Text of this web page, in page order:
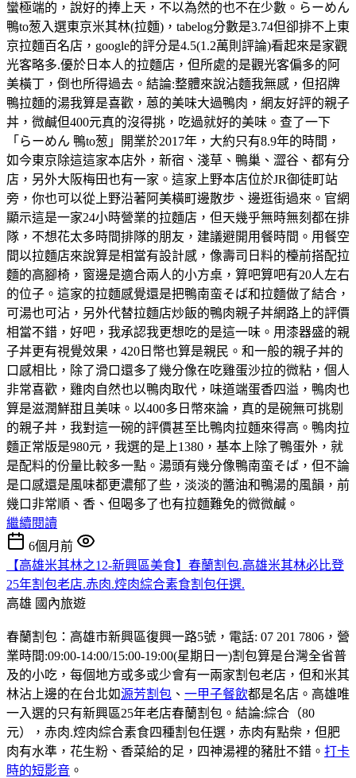
蠻極端的，說好的捧上天，不以為然的也不在少數。らーめん
鴨to葱入選東京米其林(拉麵)，tabelog分數是3.74但卻排不上東
京拉麵百名店，google的評分是4.5(1.2萬則評論)看起來是家觀
光客略多.優於日本人的拉麵店，但所處的是觀光客偏多的阿
美橫丁，倒也所得過去。結論:整體來說沾麵我無感，但招牌
鴨拉麵的湯我算是喜歡，蒽的美味大過鴨肉，網友好評的親子
丼，微鹹但400元真的沒得挑，吃過就好的美味。查了一下
「らーめん 鴨to葱」開業於2017年，大約只有8.9年的時間，
如今東京除這這家本店外，新宿、淺草、鴨巢、澀谷、都有分
店，另外大阪梅田也有一家。這家上野本店位於JR御徒町站
旁，你也可以從上野沿著阿美橫町邊散步、邊逛街過來。官網
顯示這是一家24小時營業的拉麵店，但天幾乎無時無刻都在排
隊，不想花太多時間排隊的朋友，建議避開用餐時間。用餐空
間以拉麵店來說算是相當有設計感，像壽司日料的檯前搭配拉
麵的高腳椅，窗邊是適合兩人的小方桌，算吧算吧有20人左右
的位子。這家的拉麵感覺還是把鴨南蛮そば和拉麵做了結合，
可湯也可沾，另外代替拉麵店炒飯的鴨肉親子丼網路上的評價
相當不錯，好吧，我承認我更想吃的是這一味。用漆器盛的親
子丼更有視覺效果，420日幣也算是親民。和一般的親子丼的
口感相比，除了滑口還多了幾分像在吃雞蛋沙拉的微粘，個人
非常喜歡，雞肉自然也以鴨肉取代，味道端蛋香四溢，鴨肉也
算是滋潤鮮甜且美味。以400多日幣來論，真的是碗無可挑剔
的親子丼，我對這一碗的評價甚至比鴨肉拉麵來得高。鴨肉拉
麵正常版是980元，我選的是上1380，基本上除了鴨蛋外，就
是配料的份量比較多一點。湯頭有幾分像鴨南蛮そば，但不論
是口感還是風味都更濃郁了些，淡淡的醬油和鴨湯的風韻，前
幾口非常順、香、但喝多了也有拉麵難免的微微鹹。
繼續閱讀
6個月前
【高雄米其林之12-新興區美食】春蘭割包.高雄米其林必比登
25年割包老店.赤肉.焢肉綜合素食割包任選.
高雄 國內旅遊
春蘭割包：高雄市新興區復興一路5號，電話: 07 201 7806，營
業時間:09:00-14:00/15:00-19:00(星期日一)割包算是台灣全省普
及的小吃，每個地方或多或少會有一兩家割包老店，但和米其
林沾上邊的在台北如源芳割包 、 一甲子餐飲都是名店。高雄唯
一入選的只有新興區25年老店春蘭割包。結論:綜合（80
元），赤肉.焢肉綜合素食四種割包任選，赤肉有點柴，但肥
肉有水準，花生粉、香菜給的足，四神湯裡的豬肚不錯。 打卡
時的短影音 。